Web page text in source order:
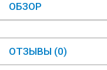
ОБЗОР
ОТЗЫВЫ (0)